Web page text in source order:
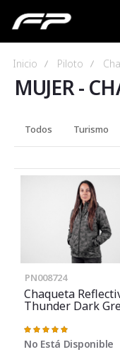
Inicio Piloto
MUJER-
Todos Turismo
PN008724
Chaqueta
Thunder Dark
Valoración:
100%
No Está Disponible